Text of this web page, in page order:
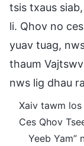
tsis txaus
li. Qhov no
yuav tuag,
thaum
nws lig dhau
Xaiv tawm los
Ces Qhov
Yeeb Yam”